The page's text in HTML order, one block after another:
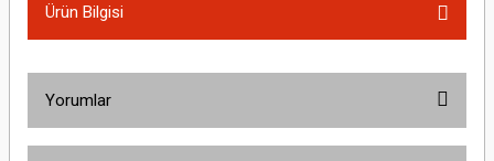
Ürün Bilgisi
Yorumlar